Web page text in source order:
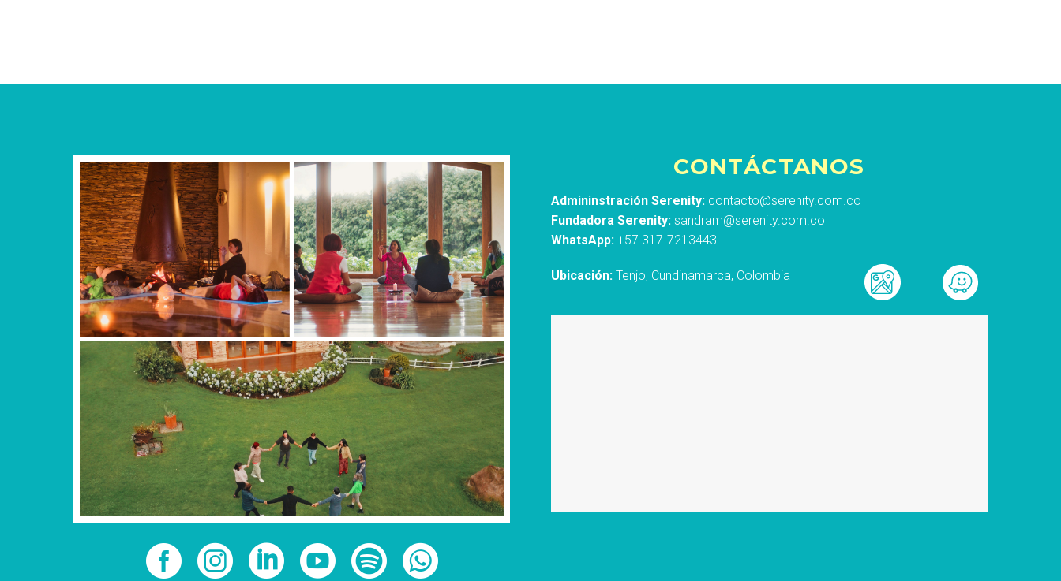
CONTÁCTANOS
Admininstración Serenity: contacto@serenity.com.co
Fundadora Serenity: sandram@serenity.com.co
WhatsApp: +57 317-7213443
Ubicación: Tenjo, Cundinamarca, Colombia